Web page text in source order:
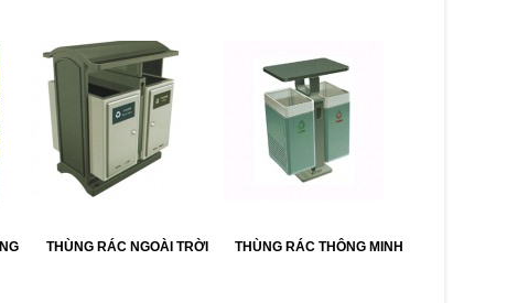
THÙNG RÁC NGOÀI TRỜI THÙNG RÁC THÔNG MINH